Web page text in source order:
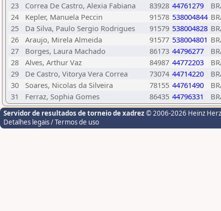
23
Correa De Castro, Alexia Fabiana 83928 44761279
24
Kepler, Manuela Peccin 91578 538004844
25
Da Silva, Paulo Sergio Rodrigues 91579 538004828
26
Araujo, Mirela Almeida 91577 538004801
27
Borges, Laura Machado 86173 44796277
28
Alves, Arthur Vaz 84987 44772203
29
De Castro, Vitorya Vera Correa 73074 44714220
30
Soares, Nicolas da Silveira 78155 44761490
31
Ferraz, Sophia Gomes 86435 44796331
Servidor de resultados de torneio de xadrez © 2006-2026 Heinz
Detalhes legais / Termos de uso